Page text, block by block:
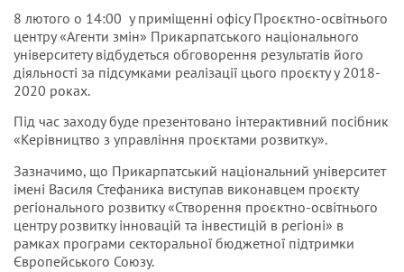
8 лютого о 14:00 у приміщенні офісу Проєктно-освітнього
центру «Агенти змін» Прикарпатського національного
університету відбудеться обговорення результатів його
діяльності за підсумками реалізації цього проєкту у 2018-
2020 роках.
Під час заходу буде презентовано інтерактивний посібник
«Керівництво з управління проєктами розвитку».
Зазначимо, що Прикарпатський національний університет
імені Василя Стефаника виступав виконавцем проєкту
регіонального розвитку «Створення проєктно-освітнього
центру розвитку інновацій та інвестицій в регіоні» в
рамках програми секторальної бюджетної підтримки
Європейського Союзу.